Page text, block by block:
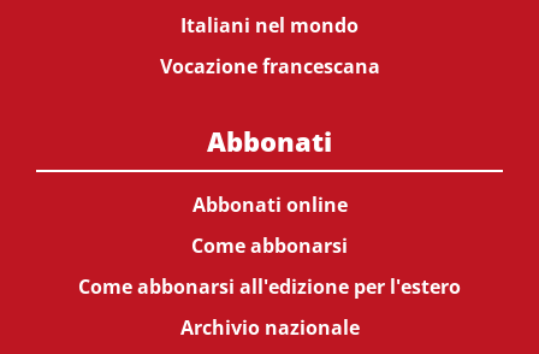
Italiani nel mondo
Vocazione francescana
Abbonati
Abbonati online
Come abbonarsi
Come abbonarsi all'edizione per l'estero
Archivio nazionale